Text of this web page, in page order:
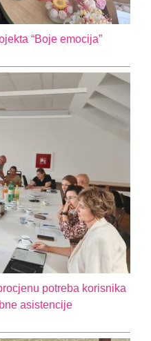
“Boje emocija”
potreba korisnika
asistencije